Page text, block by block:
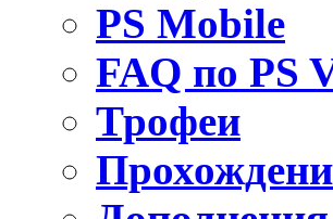
PS Mobile
FAQ по PS
Трофеи